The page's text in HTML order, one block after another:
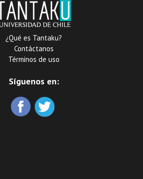
¿Qué es Tantaku?
Contáctanos
Términos de uso
Síguenos en: